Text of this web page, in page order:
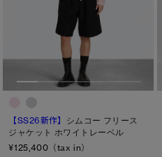
【SS26新作】 シムコー フリース
ジャケット ホワイトレーベル
¥125,400（tax in）